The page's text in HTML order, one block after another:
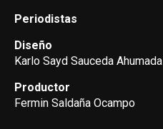
Periodistas
Diseño
Karlo Sayd Sauceda Ahumada
Productor
Fermin Saldaña Ocampo